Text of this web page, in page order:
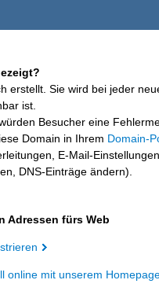
erstellt. Sie wird bei jeder
ist.
Besucher eine
Domain in Ihrem Domain-
E-Mail-
DNS-Einträge ändern).
Adressen fürs Web
online mit unserem